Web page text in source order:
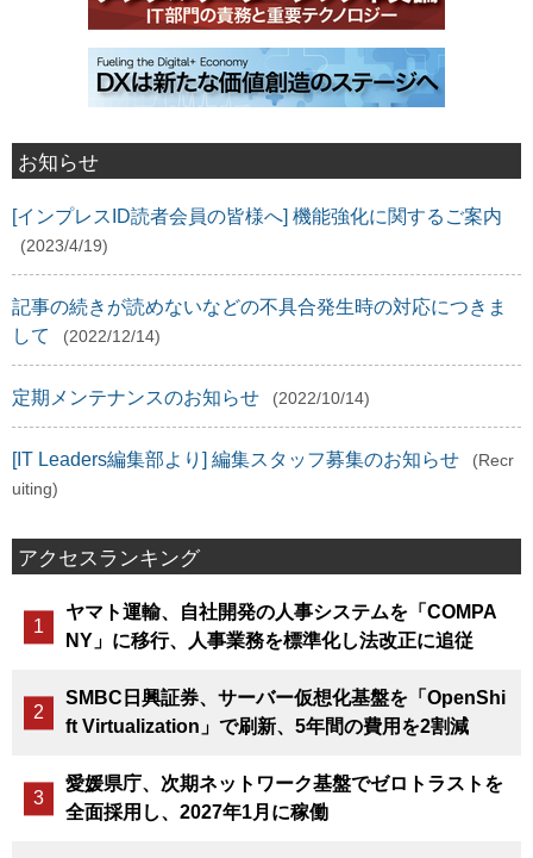
お知らせ
[インプレスID読者会員の皆様へ] 機能強化に関するご案内
(2023/4/19)
記事の続きが読めないなどの不具合発生時の対応につきま
して
(2022/12/14)
定期メンテナンスのお知らせ (2022/10/14)
[IT Leaders編集部より] 編集スタッフ募集のお知らせ
(Recr
uiting)
アクセスランキング
ヤマト運輸、自社開発の人事システムを「COMPA
NY」に移行、人事業務を標準化し法改正に追従
SMBC日興証券、サーバー仮想化基盤を「OpenShi
ft Virtualization」で刷新、5年間の費用を2割減
愛媛県庁、次期ネットワーク基盤でゼロトラストを
全面採用し、2027年1月に稼働